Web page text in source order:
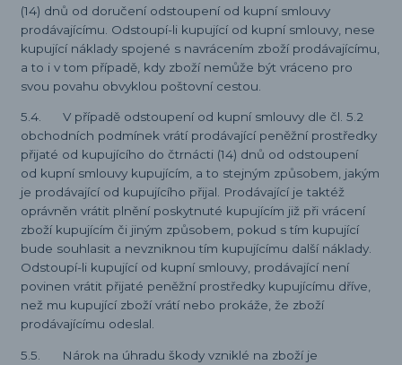
(14) dnů od doručení odstoupení od kupní smlouvy
prodávajícímu. Odstoupí-li kupující od kupní smlouvy, nese
kupující náklady spojené s navrácením zboží prodávajícímu,
a to i v tom případě, kdy zboží nemůže být vráceno pro
svou povahu obvyklou poštovní cestou.
5.4. V případě odstoupení od kupní smlouvy dle čl. 5.2
obchodních podmínek vrátí prodávající peněžní prostředky
přijaté od kupujícího do čtrnácti (14) dnů od odstoupení
od kupní smlouvy kupujícím, a to stejným způsobem, jakým
je prodávající od kupujícího přijal. Prodávající je taktéž
oprávněn vrátit plnění poskytnuté kupujícím již při vrácení
zboží kupujícím či jiným způsobem, pokud s tím kupující
bude souhlasit a nevzniknou tím kupujícímu další náklady.
Odstoupí-li kupující od kupní smlouvy, prodávající není
povinen vrátit přijaté peněžní prostředky kupujícímu dříve,
než mu kupující zboží vrátí nebo prokáže, že zboží
prodávajícímu odeslal.
5.5. Nárok na úhradu škody vzniklé na zboží je